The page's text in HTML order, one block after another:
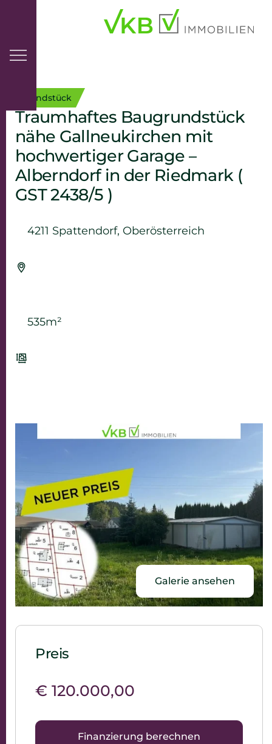
Grundstück
Traumhaftes Baugrundstück
nähe Gallneukirchen mit
hochwertiger Garage –
Alberndorf in der Riedmark (
GST 2438/5 )
4211 Spattendorf, Oberösterreich
535m²
Galerie ansehen
Preis
€ 120.000,00
Finanzierung berechnen